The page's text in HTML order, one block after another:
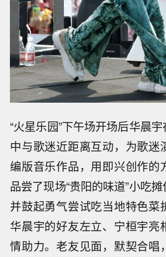
“火星乐园”下午场开场后华晨
中与歌迷近距离互动，为歌迷
编版音乐作品，用即兴创作的
品尝了现场“贵阳的味道”小吃摊
并鼓起勇气尝试吃当地特色菜
华晨宇的好友左立、宁桓宇亮
情助力。老友见面，默契合唱